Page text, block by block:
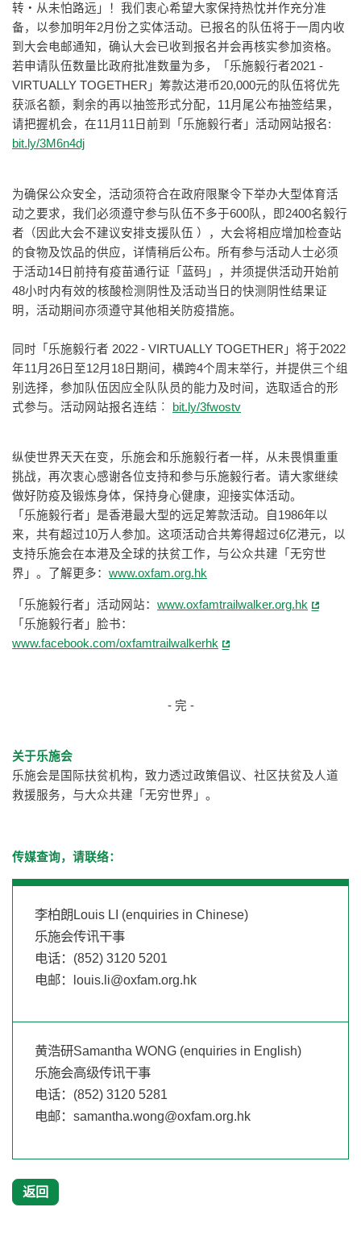
转‧从未怕路远」！我们衷心希望大家保持热忱并作充分准
备，以参加明年2月份之实体活动。已报名的队伍将于一周内收
到大会电邮通知，确认大会已收到报名并会再核实参加资格。
若申请队伍数量比政府批准数量为多，「乐施毅行者2021 -
VIRTUALLY TOGETHER」筹款达港币20,000元的队伍将优先
获派名额，剩余的再以抽签形式分配，11月尾公布抽签结果，
请把握机会，在11月11日前到「乐施毅行者」活动网站报名:
bit.ly/3M6n4dj
为确保公众安全，活动须符合在政府限聚令下举办大型体育活
动之要求，我们必须遵守参与队伍不多于600队，即2400名毅行
者（因此大会不建议安排支援队伍 ），大会将相应增加检查站
的食物及饮品的供应，详情稍后公布。所有参与活动人士必须
于活动14日前持有疫苗通行证「蓝码」，并须提供活动开始前
48小时内有效的核酸检测阴性及活动当日的快测阴性结果证
明，活动期间亦须遵守其他相关防疫措施。
同时「乐施毅行者 2022 - VIRTUALLY TOGETHER」将于2022
年11月26日至12月18日期间，横跨4个周末举行，并提供三个组
别选择，参加队伍因应全队队员的能力及时间，选取适合的形
式参与。活动网站报名连结︰
bit.ly/3fwostv
纵使世界天天在变，乐施会和乐施毅行者一样，从未畏惧重重
挑战，再次衷心感谢各位支持和参与乐施毅行者。请大家继续
做好防疫及锻炼身体，保持身心健康，迎接实体活动。
「乐施毅行者」是香港最大型的远足筹款活动。自1986年以
来，共有超过10万人参加。这项活动合共筹得超过6亿港元，以
支持乐施会在本港及全球的扶贫工作，与公众共建「无穷世
界」。了解更多： www.oxfam.org.hk
「乐施毅行者」活动网站： www.oxfamtrailwalker.org.hk
「乐施毅行者」脸书：
www.facebook.com/oxfamtrailwalkerhk
- 完 -
关于乐施会
乐施会是国际扶贫机构，致力透过政策倡议、社区扶贫及人道
救援服务，与大众共建「无穷世界」。
传媒查询，请联络：
李柏朗Louis LI (enquiries in Chinese)
乐施会传讯干事
电话：(852) 3120 5201
电邮： louis.li@oxfam.org.hk
黄浩研Samantha WONG (enquiries in English)
乐施会高级传讯干事
电话：(852) 3120 5281
电邮：samantha.wong@oxfam.org.hk
返回